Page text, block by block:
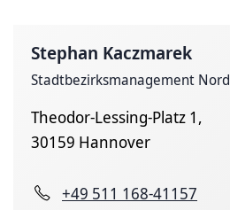
Stephan Kaczmarek
Stadtbezirksmanagement Nord
Theodor-Lessing-Platz 1,
30159 Hannover
+49 511 168-41157